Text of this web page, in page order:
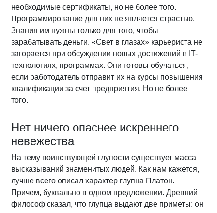
необходимые сертификаты, но не более того.
Программирование для них не является страстью.
Знания им нужны только для того, чтобы
зарабатывать деньги. «Свет в глазах» карьериста не
загорается при обсуждении новых достижений в IT-
технологиях, программах. Они готовы обучаться,
если работодатель отправит их на курсы повышения
квалификации за счет предприятия. Но не более
того.
Нет ничего опаснее искреннего
невежества
На тему воинствующей глупости существует масса
высказываний знаменитых людей. Как нам кажется,
лучше всего описал характер глупца Платон.
Причем, буквально в одном предложении. Древний
философ сказал, что глупца выдают две приметы: он